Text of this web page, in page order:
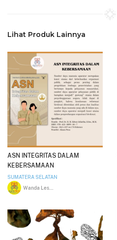
Lihat Produk Lainnya
ASN INTEGRITAS DALAM
KEBERSAMAAN
SUMATERA SELATAN